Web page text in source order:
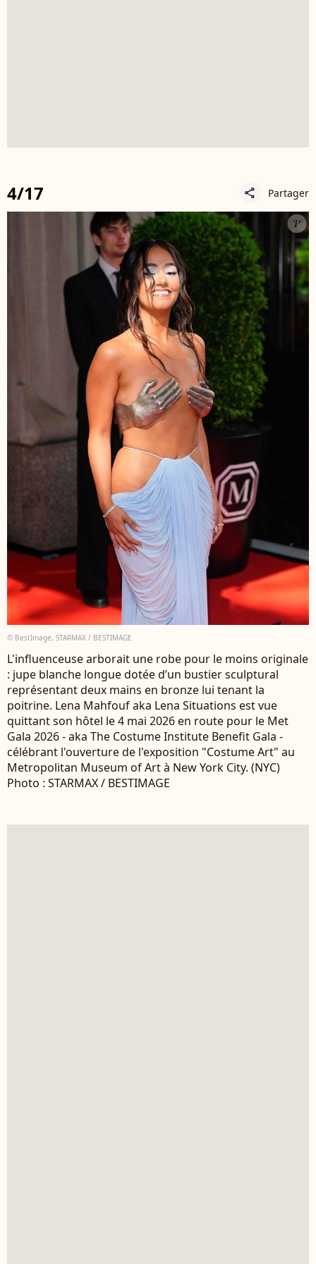
4/17 share Partager
© BestImage, STARMAX / BESTIMAGE
L'influenceuse arborait une robe pour le moins originale
: jupe blanche longue dotée d’un bustier sculptural
représentant deux mains en bronze lui tenant la
poitrine. Lena Mahfouf aka Lena Situations est vue
quittant son hôtel le 4 mai 2026 en route pour le Met
Gala 2026 - aka The Costume Institute Benefit Gala -
célébrant l'ouverture de l'exposition "Costume Art" au
Metropolitan Museum of Art à New York City. (NYC)
Photo : STARMAX / BESTIMAGE